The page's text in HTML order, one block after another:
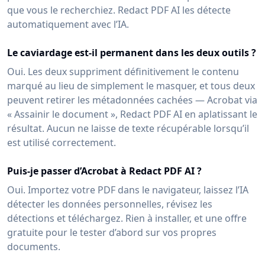
que vous le recherchiez. Redact PDF AI les détecte
automatiquement avec l’IA.
Le caviardage est-il permanent dans les deux outils ?
Oui. Les deux suppriment définitivement le contenu
marqué au lieu de simplement le masquer, et tous deux
peuvent retirer les métadonnées cachées — Acrobat via
« Assainir le document », Redact PDF AI en aplatissant le
résultat. Aucun ne laisse de texte récupérable lorsqu’il
est utilisé correctement.
Puis-je passer d’Acrobat à Redact PDF AI ?
Oui. Importez votre PDF dans le navigateur, laissez l’IA
détecter les données personnelles, révisez les
détections et téléchargez. Rien à installer, et une offre
gratuite pour le tester d’abord sur vos propres
documents.